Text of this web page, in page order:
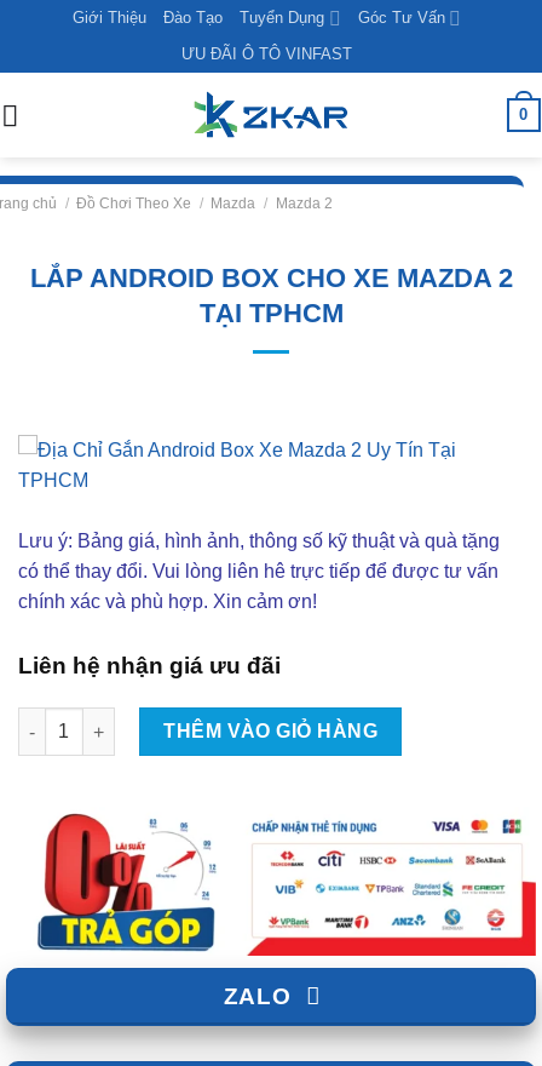
content
Giới Thiệu Đào Tạo Tuyển Dụng
Góc Tư Vấn
ƯU ĐÃI Ô TÔ VINFAST
0
chủ / Đồ Chơi Theo Xe / Mazda / Mazda 2
LẮP ANDROID BOX CHO XE MAZDA 2
TẠI TPHCM
Lưu ý: Bảng giá, hình ảnh, thông số kỹ thuật và quà tặng
có thể thay đổi. Vui lòng liên hê trực tiếp để được tư vấn
chính xác và phù hợp. Xin cảm ơn!
Liên hệ nhận giá ưu đãi
Lắp Android Box Cho Xe Mazda 2 Tại TpHCM số lượng
THÊM VÀO GIỎ HÀNG
ZALO